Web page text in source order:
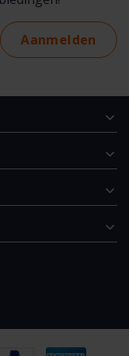
Aanmelden